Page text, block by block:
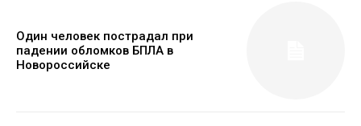
Один человек пострадал при
падении обломков БПЛА в
Новороссийске